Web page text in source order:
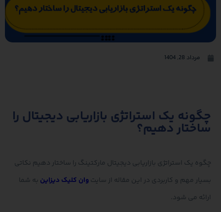
مرداد 28, 1404
چگونه یک استراتژی بازاریابی دیجیتال را
ساختار دهیم؟
چگوه یک استراتژی بازاریابی دیجیتال مارکتینگ را ساختار دهیم نکاتی
بسیار مهم و کاربردی در این مقاله از سایتوان کلیک دیزاین به شما
ارائه می شود.